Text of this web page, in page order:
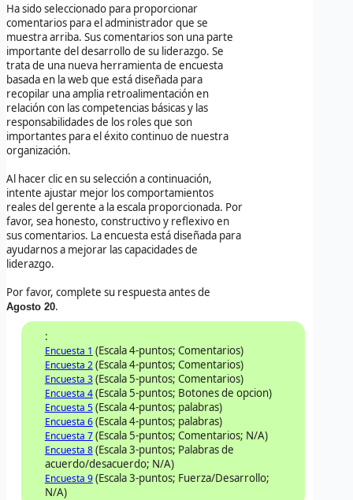
Ha sido seleccionado para proporcionar
comentarios para el administrador que se
muestra arriba. Sus comentarios son una parte
importante del desarrollo de su liderazgo. Se
trata de una nueva herramienta de encuesta
basada en la web que está diseñada para
recopilar una amplia retroalimentación en
relación con las competencias básicas y las
responsabilidades de los roles que son
importantes para el éxito continuo de nuestra
organización.
Al hacer clic en su selección a continuación,
intente ajustar mejor los comportamientos
reales del gerente a la escala proporcionada. Por
favor, sea honesto, constructivo y reflexivo en
sus comentarios. La encuesta está diseñada para
ayudarnos a mejorar las capacidades de
liderazgo.
Por favor, complete su respuesta antes de
Agosto 20.
:
Encuesta 1 (Escala 4-puntos; Comentarios)
Encuesta 2(Escala 4-puntos; Comentarios)
Encuesta 3(Escala 5-puntos; Comentarios)
Encuesta 4(Escala 5-puntos; Botones de opcion)
Encuesta 5(Escala 4-puntos; palabras)
Encuesta 6(Escala 4-puntos; palabras)
Encuesta 7(Escala 5-puntos; Comentarios; N/A)
Encuesta 8(Escala 3-puntos; Palabras de
acuerdo/desacuerdo; N/A)
Encuesta 9(Escala 3-puntos; Fuerza/Desarrollo;
N/A)